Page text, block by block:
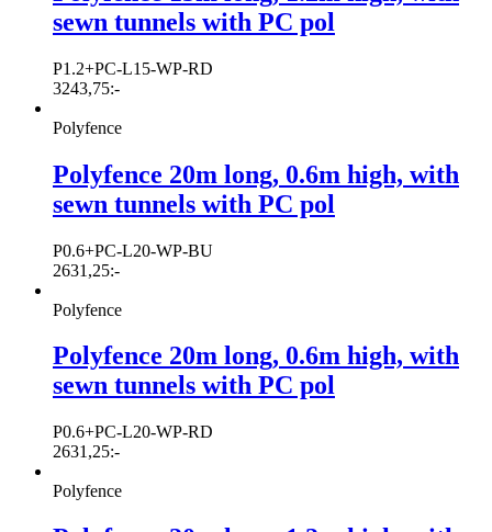
sewn tunnels with PC pol
P1.2+PC-L15-WP-RD
3243,75:-
Polyfence
Polyfence 20m long, 0.6m high, with
sewn tunnels with PC pol
P0.6+PC-L20-WP-BU
2631,25:-
Polyfence
Polyfence 20m long, 0.6m high, with
sewn tunnels with PC pol
P0.6+PC-L20-WP-RD
2631,25:-
Polyfence